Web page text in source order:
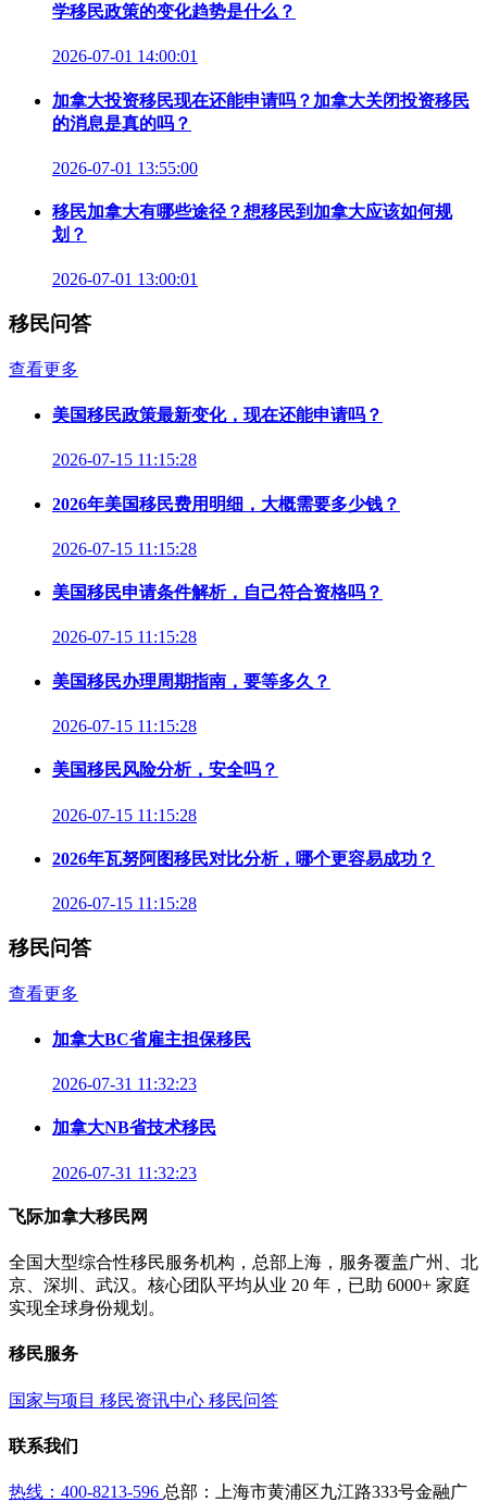
学移民政策的变化趋势是什么？
2026-07-01 14:00:01
加拿大投资移民现在还能申请吗？加拿大关闭投资移民
的消息是真的吗？
2026-07-01 13:55:00
移民加拿大有哪些途径？想移民到加拿大应该如何规
划？
2026-07-01 13:00:01
移民问答
查看更多
美国移民政策最新变化，现在还能申请吗？
2026-07-15 11:15:28
2026年美国移民费用明细，大概需要多少钱？
2026-07-15 11:15:28
美国移民申请条件解析，自己符合资格吗？
2026-07-15 11:15:28
美国移民办理周期指南，要等多久？
2026-07-15 11:15:28
美国移民风险分析，安全吗？
2026-07-15 11:15:28
2026年瓦努阿图移民对比分析，哪个更容易成功？
2026-07-15 11:15:28
移民问答
查看更多
加拿大BC省雇主担保移民
2026-07-31 11:32:23
加拿大NB省技术移民
2026-07-31 11:32:23
飞际加拿大移民网
全国大型综合性移民服务机构，总部上海，服务覆盖广州、北
京、深圳、武汉。核心团队平均从业 20 年，已助 6000+ 家庭
实现全球身份规划。
移民服务
国家与项目 移民资讯中心 移民问答
联系我们
热线：400-8213-596 总部：上海市黄浦区九江路333号金融广